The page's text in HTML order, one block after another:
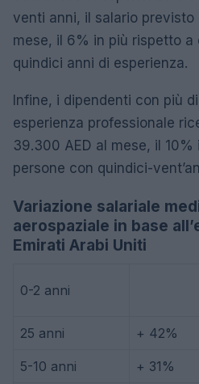
venti anni, il salario previsto
mese, il 6% in più rispetto a
quindici anni di esperienza.
Infine, i dipendenti con più
esperienza professionale
39.300 AED al mese, il
persone con quindici-
Variazione salariale
aerospaziale in base
Emirati Arabi Uniti
0-2 anni
25 anni + 42%
5-10 anni + 31%